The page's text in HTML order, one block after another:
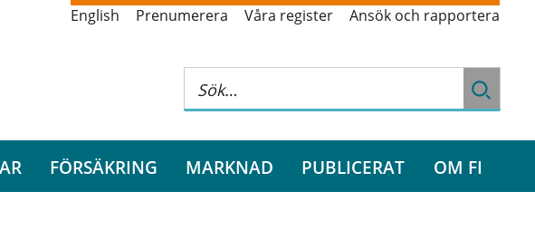
English Prenumerera Våra register Ansök och rapportera
FÖRSÄKRING MARKNAD PUBLICERAT OM FI